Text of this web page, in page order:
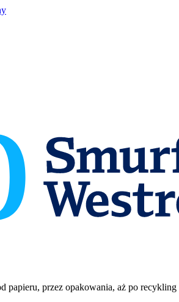
papieru, przez opakowania, aż po recykling